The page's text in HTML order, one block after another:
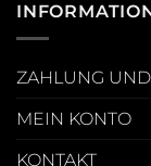
ZAHLUNG
MEIN KONTO
KONTAKT